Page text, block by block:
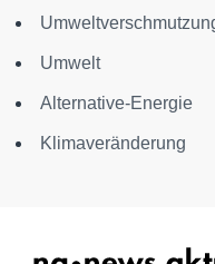
Umwelt
Alternative-Energie
Klimaveränderung